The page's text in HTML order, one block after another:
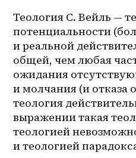
Теология С. Вейль —
потенциальности
и реальной
общей, чем любая
ожидания
и молчания (и отказа
теология
выражении такая
теологией
и теологией